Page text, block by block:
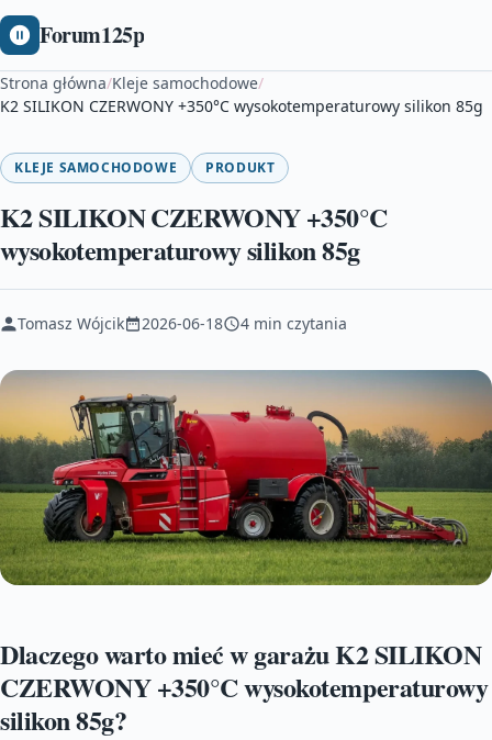
Forum125p
Strona główna/Kleje samochodowe/
K2 SILIKON CZERWONY +350°C wysokotemperaturowy silikon 85g
KLEJE SAMOCHODOWE PRODUKT
K2 SILIKON CZERWONY +350°C
wysokotemperaturowy silikon 85g
Tomasz Wójcik 2026-06-18 4 min czytania
Dlaczego warto mieć w garażu K2 SILIKON
CZERWONY +350°C wysokotemperaturowy
silikon 85g?